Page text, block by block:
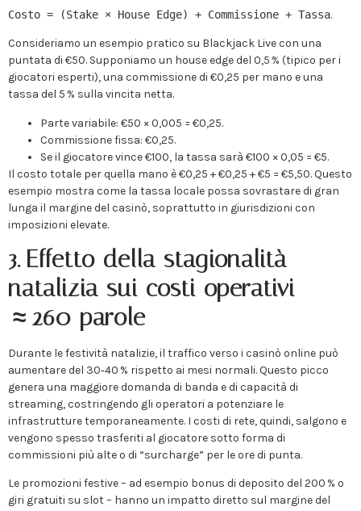
Costo = (Stake × House Edge) + Commissione + Tassa.
Consideriamo un esempio pratico su Blackjack Live con una
puntata di €50. Supponiamo un house edge del 0,5 % (tipico per i
giocatori esperti), una commissione di €0,25 per mano e una
tassa del 5 % sulla vincita netta.
Parte variabile: €50 × 0,005 = €0,25.
Commissione fissa: €0,25.
Se il giocatore vince €100, la tassa sarà €100 × 0,05 = €5.
Il costo totale per quella mano è €0,25 + €0,25 + €5 = €5,50. Questo
esempio mostra come la tassa locale possa sovrastare di gran
lunga il margine del casinò, soprattutto in giurisdizioni con
imposizioni elevate.
3. Effetto della stagionalità
natalizia sui costi operativi –
≈ 260 parole
Durante le festività natalizie, il traffico verso i casinò online può
aumentare del 30‑40 % rispetto ai mesi normali. Questo picco
genera una maggiore domanda di banda e di capacità di
streaming, costringendo gli operatori a potenziare le
infrastrutture temporaneamente. I costi di rete, quindi, salgono e
vengono spesso trasferiti al giocatore sotto forma di
commissioni più alte o di “surcharge” per le ore di punta.
Le promozioni festive – ad esempio bonus di deposito del 200 % o
giri gratuiti su slot – hanno un impatto diretto sul margine del